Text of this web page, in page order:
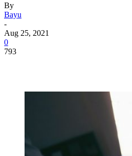
By
Bayu
-
Aug 25, 2021
0
793